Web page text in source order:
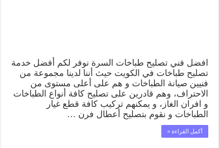
افضل فني تصليح طباخات السرة نوفر لكم أفضل خدمة
تصليح طباخات في الكويت حيث أننا لدينا مجموعة من
فنيين صيانة الطباخات و هم على أعلى مستوى من
الاحتراف، وهم قادرين على تصليح كافة أنواع الطباخات
و افران الغاز، و يمكنهم تركيب كافة قطع غيار
الطباخات و نقوم بتصليح أعطال فرن …
أكمل القراءة »